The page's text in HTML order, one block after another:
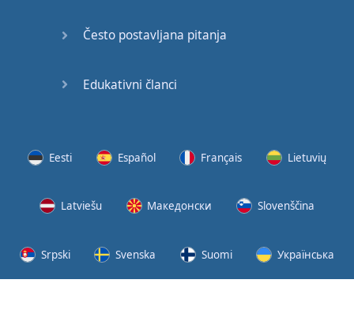
Često postavljana pitanja
Edukativni članci
Eesti Español Français Lietuvių
Latviešu Македонски Slovenščina
Srpski Svenska Suomi Українська